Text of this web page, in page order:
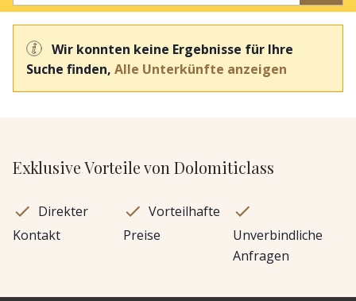
Wir konnten keine Ergebnisse für Ihre
Suche finden, Alle Unterkünfte anzeigen
Exklusive Vorteile von Dolomiticlass
Direkter
Kontakt
Vorteilhafte
Preise
Unverbindliche
Anfragen